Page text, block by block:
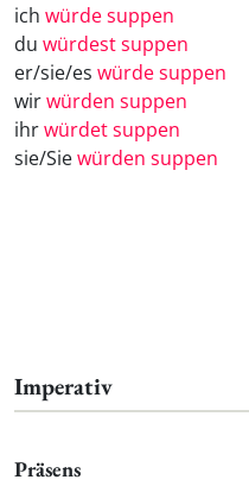
ich würde suppen
du würdest suppen
er/sie/es würde suppen
wirwürden suppen
ihrwürdet suppen
sie/Siewürden suppen
Imperativ
Präsens